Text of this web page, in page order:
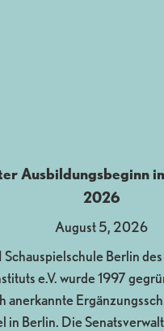
Ausbildungsbeginn
2026
August 5, 2026
Schauspielschule Berlin
e.V. wurde 1997
anerkannte
in Berlin. Die